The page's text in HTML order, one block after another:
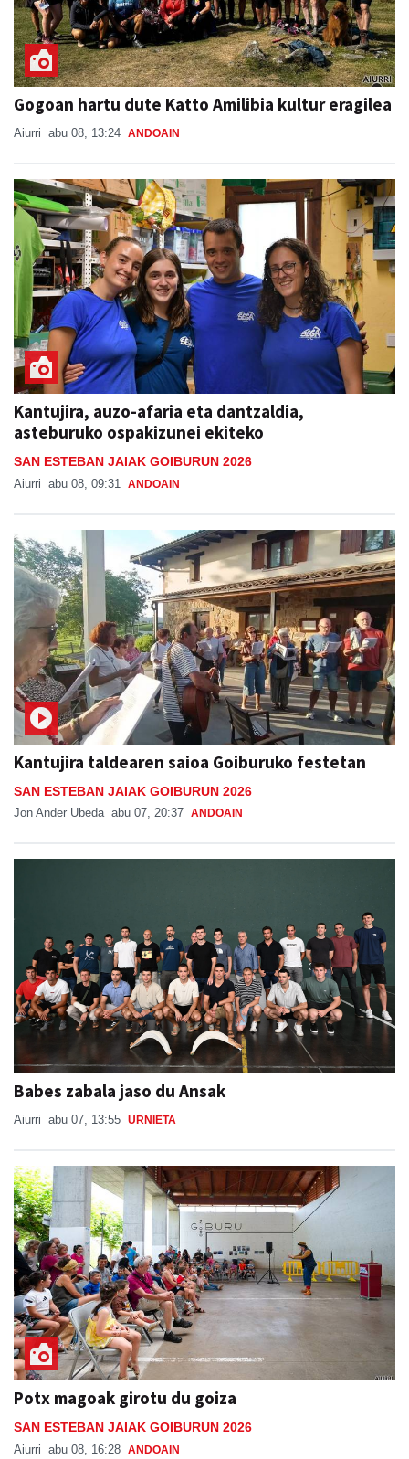
Gogoan hartu dute Katto Amilibia kultur eragilea
Aiurri abu 08, 13:24 ANDOAIN
Kantujira, auzo-afaria eta dantzaldia,
asteburuko ospakizunei ekiteko
SAN ESTEBAN JAIAK GOIBURUN 2026
Aiurri abu 08, 09:31 ANDOAIN
Kantujira taldearen saioa Goiburuko festetan
SAN ESTEBAN JAIAK GOIBURUN 2026
Jon Ander Ubeda abu 07, 20:37 ANDOAIN
Babes zabala jaso du Ansak
Aiurri abu 07, 13:55 URNIETA
Potx magoak girotu du goiza
SAN ESTEBAN JAIAK GOIBURUN 2026
Aiurri abu 08, 16:28 ANDOAIN